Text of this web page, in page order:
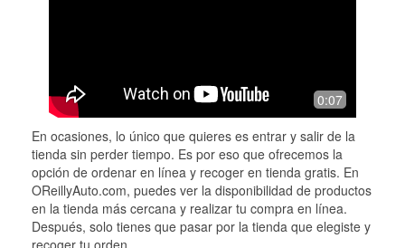
0:07
En ocasiones, lo único que quieres es entrar y salir de la
tienda sin perder tiempo. Es por eso que ofrecemos la
opción de ordenar en línea y recoger en tienda gratis. En
OReillyAuto.com, puedes ver la disponibilidad de productos
en la tienda más cercana y realizar tu compra en línea.
Después, solo tienes que pasar por la tienda que elegiste y
recoger tu orden.